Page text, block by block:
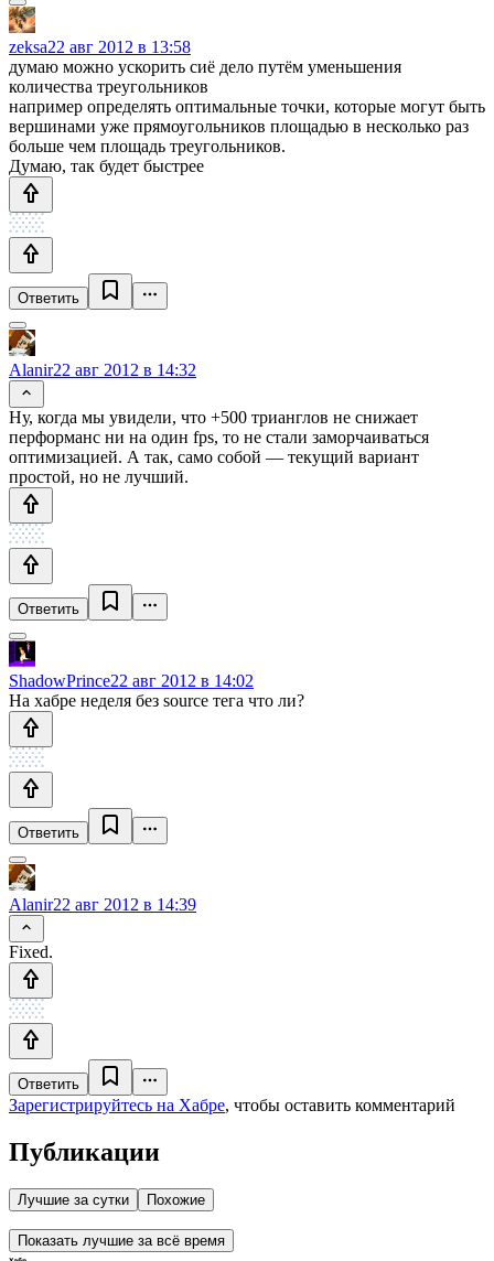
zeksa22 авг 2012 в 13:58
думаю можно ускорить сиё дело путём уменьшения
количества треугольников
например определять оптимальные точки, которые могут быть
вершинами уже прямоугольников площадью в несколько раз
больше чем площадь треугольников.
Думаю, так будет быстрее
Ответить
Alanir22 авг 2012 в 14:32
Ну, когда мы увидели, что +500 трианглов не снижает
перформанс ни на один fps, то не стали заморчаиваться
оптимизацией. А так, само собой — текущий вариант
простой, но не лучший.
Ответить
ShadowPrince22 авг 2012 в 14:02
На хабре неделя без source тега что ли?
Ответить
Alanir22 авг 2012 в 14:39
Fixed.
Ответить
Зарегистрируйтесь на Хабре, чтобы оставить комментарий
Публикации
Лучшие за сутки Похожие
Показать лучшие за всё время